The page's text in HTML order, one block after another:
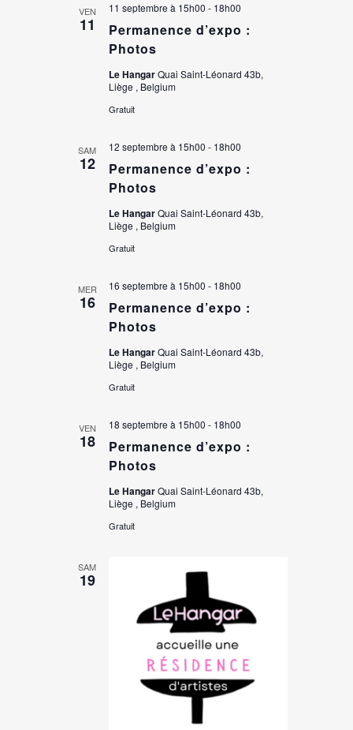
VEN
11
Permanence d’expo :
Photos
11 septembre à 15h00 - 18h00
Le HangarQuai Saint-Léonard 43b,
Liège , Belgium
Gratuit
SAM
12
Permanence d’expo :
Photos
12 septembre à 15h00 - 18h00
Le HangarQuai Saint-Léonard 43b,
Liège , Belgium
Gratuit
MER
16
Permanence d’expo :
Photos
16 septembre à 15h00 - 18h00
Le HangarQuai Saint-Léonard 43b,
Liège , Belgium
Gratuit
VEN
18
Permanence d’expo :
Photos
18 septembre à 15h00 - 18h00
Le HangarQuai Saint-Léonard 43b,
Liège , Belgium
Gratuit
SAM
19